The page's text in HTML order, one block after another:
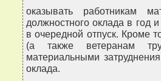
оказывать работникам
должностного оклада в год
в очередной отпуск. Кроме
(а также ветеранам
материальными
оклада.